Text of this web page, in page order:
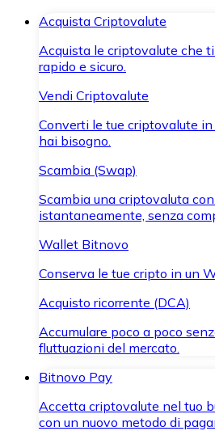
Acquista Criptovalute
Acquista le criptovalute che
rapido e sicuro.
Vendi Criptovalute
Converti le tue criptovalute
hai bisogno.
Scambia (Swap)
Scambia una criptovaluta
istantaneamente, senza
Wallet Bitnovo
Conserva le tue cripto in un
Acquisto ricorrente (DCA)
Accumulare poco a poco
fluttuazioni del mercato.
Bitnovo Pay
Accetta criptovalute nel tuo
con un nuovo metodo di